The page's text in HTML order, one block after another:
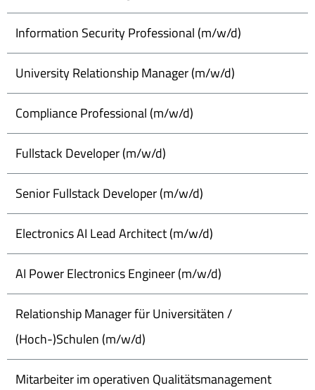
Information Security Professional (m/w/d)
University Relationship Manager (m/w/d)
Compliance Professional (m/w/d)
Fullstack Developer (m/w/d)
Senior Fullstack Developer (m/w/d)
Electronics AI Lead Architect (m/w/d)
AI Power Electronics Engineer (m/w/d)
Relationship Manager für Universitäten /
(Hoch-)Schulen (m/w/d)
Mitarbeiter im operativen Qualitätsmanagement